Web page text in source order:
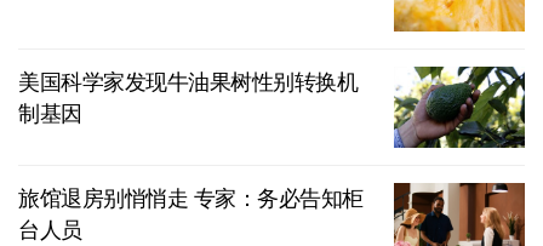
美国科学家发现牛油果树性别转换机
制基因
旅馆退房别悄悄走 专家：务必告知柜
台人员